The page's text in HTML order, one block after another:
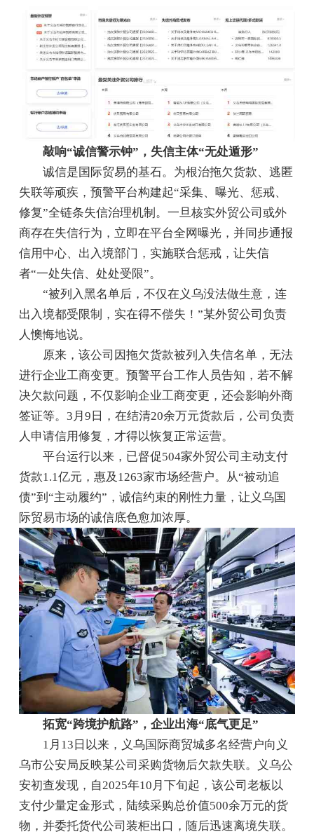
敲响“诚信警示钟”，失信主体“无处遁形”
诚信是国际贸易的基石。为根治拖欠货款、逃匿
失联等顽疾，预警平台构建起“采集、曝光、惩戒、
修复”全链条失信治理机制。一旦核实外贸公司或外
商存在失信行为，立即在平台全网曝光，并同步通报
信用中心、出入境部门，实施联合惩戒，让失信
者“一处失信、处处受限”。
“被列入黑名单后，不仅在义乌没法做生意，连
出入境都受限制，实在得不偿失！”某外贸公司负责
人懊悔地说。
原来，该公司因拖欠货款被列入失信名单，无法
进行企业工商变更。预警平台工作人员告知，若不解
决欠款问题，不仅影响企业工商变更，还会影响外商
签证等。3月9日，在结清20余万元货款后，公司负责
人申请信用修复，才得以恢复正常运营。
平台运行以来，已督促504家外贸公司主动支付
货款1.1亿元，惠及1263家市场经营户。从“被动追
债”到“主动履约”，诚信约束的刚性力量，让义乌国
际贸易市场的诚信底色愈加浓厚。
拓宽“跨境护航路”，企业出海“底气更足”
1月13日以来，义乌国际商贸城多名经营户向义
乌市公安局反映某公司采购货物后欠款失联。义乌公
安初查发现，自2025年10月下旬起，该公司老板以
支付少量定金形式，陆续采购总价值500余万元的货
物，并委托货代公司装柜出口，随后迅速离境失联。